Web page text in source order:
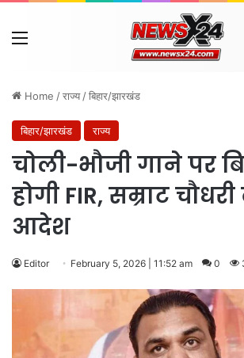
Menu
Home /राज्य /बिहार/झारखंड
बिहार/झारखंड राज्य
चोली-भौजी गाने पर
होगी FIR, सम्राट
आदेश
Editor February 5, 2026 | 11:52 am 0